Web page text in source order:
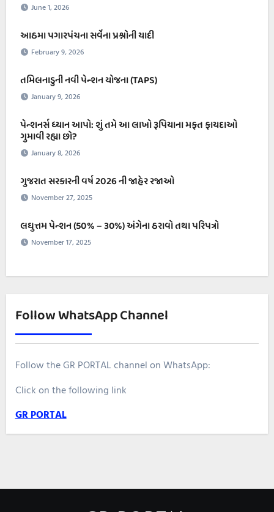
June 1, 2026
આઠમા પગારપંચના સર્વેના પ્રશ્નોની યાદી
February 9, 2026
તમિલનાડુની નવી પેન્શન યોજના (TAPS)
January 9, 2026
પેન્શનર્સ ધ્યાન આપો: શું તમે આ લાખો રૂપિયાના મફત ફાયદાઓ
ગુમાવી રહ્યા છો?
January 8, 2026
ગુજરાત સરકારની વર્ષ 2026 ની જાહેર રજાઓ
November 27, 2025
લઘુત્તમ પેન્શન (50% – ૩૦%) અંગેના ઠરાવો તથા પરિપત્રો
November 17, 2025
Follow WhatsApp Channel
Follow the GR PORTAL channel on WhatsApp:
Click on the following link
GR PORTAL